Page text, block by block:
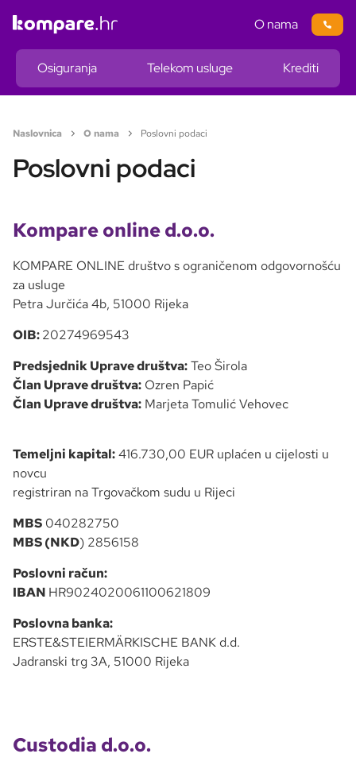
Osiguranja Telekom usluge Krediti
O nama
Naslovnica O nama Poslovni podaci
Poslovni podaci
Kompare online d.o.o.
KOMPARE ONLINE društvo s ograničenom odgovornošću
za usluge
Petra Jurčića 4b, 51000 Rijeka
OIB:20274969543
Predsjednik Uprave društva:Teo Širola
Član Uprave društva: Ozren Papić
Član Uprave društva: Marjeta Tomulić Vehovec
Temeljni kapital:416.730,00 EUR uplaćen u cijelosti u
novcu
registriran na Trgovačkom sudu u Rijeci
MBS 040282750
MBS (NKD) 2856158
Poslovni račun:
IBAN HR9024020061100621809
Poslovna banka:
ERSTE&STEIERMÄRKISCHE BANK d.d.
Jadranski trg 3A, 51000 Rijeka
Custodia d.o.o.